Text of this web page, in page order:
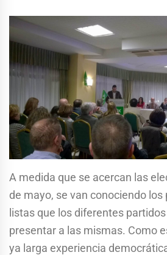
A medida que se acercan las
de mayo, se van conociendo
listas que los diferentes
presentar a las mismas. Como
ya larga experiencia